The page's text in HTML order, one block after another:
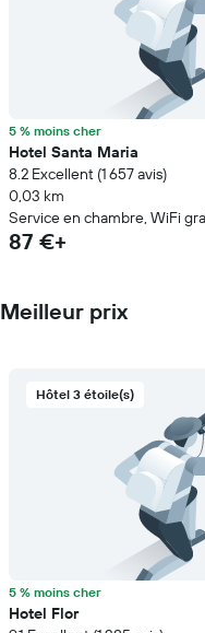
5 % moins cher
Hotel Santa Maria
8.2 Excellent (1 657 avis)
0,03 km
Service en chambre, WiFi
87 €+
Meilleur prix
Hôtel 3 étoile(s)
5 % moins cher
Hotel Flor